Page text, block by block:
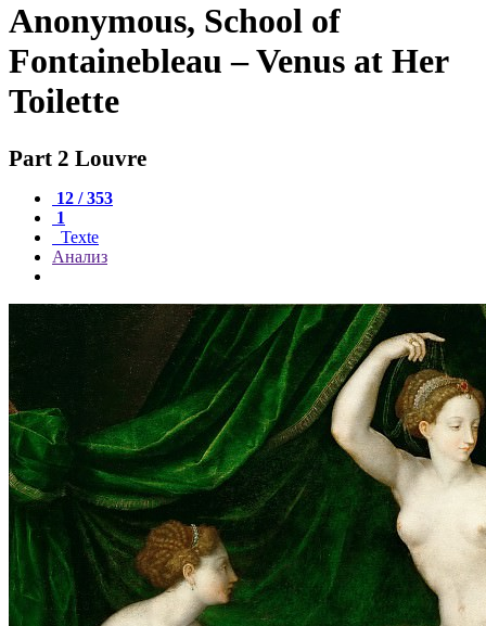
Anonymous, School of
Fontainebleau – Venus at Her
Toilette
Part 2 Louvre
12 / 353
1
Texte
Анализ